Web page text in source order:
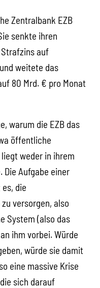
Zentralbank EZB
senkte ihren
auf
weitete das
80 Mrd. € pro Monat
warum die EZB das
öffentliche
weder in ihrem
Die Aufgabe einer
die
versorgen, also
System (also das
ihm vorbei. Würde
würde sie damit
eine massive Krise
sich darauf